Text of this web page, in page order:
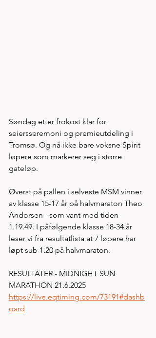
Søndag etter frokost klar for
seiersseremoni og premieutdeling i
Tromsø. Og nå ikke bare voksne Spirit
løpere som markerer seg i større
gateløp.
Øverst på pallen i selveste MSM vinner
av klasse 15-17 år på halvmaraton Theo
Andorsen - som vant med tiden
1.19.49. I påfølgende klasse 18-34 år
leser vi fra resultatlista at 7 løpere har
løpt sub 1.20 på halvmaraton.
RESULTATER - MIDNIGHT SUN
MARATHON 21.6.2025
https://live.eqtiming.com/73191#dashb
oard